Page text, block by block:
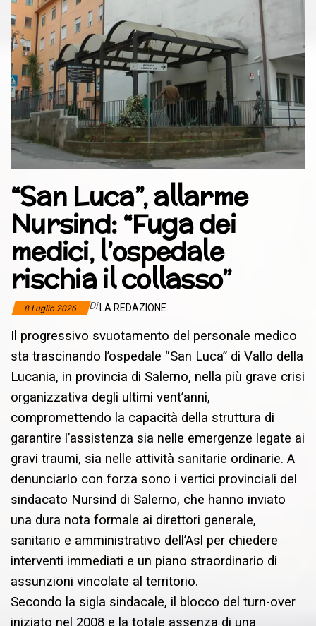
“San Luca”, allarme
Nursind: “Fuga dei
medici, l’ospedale
rischia il collasso”
8 Luglio 2026 DiLA REDAZIONE
Il progressivo svuotamento del personale medico
sta trascinando l’ospedale “San Luca” di Vallo della
Lucania, in provincia di Salerno, nella più grave crisi
organizzativa degli ultimi vent’anni,
compromettendo la capacità della struttura di
garantire l’assistenza sia nelle emergenze legate ai
gravi traumi, sia nelle attività sanitarie ordinarie. A
denunciarlo con forza sono i vertici provinciali del
sindacato Nursind di Salerno, che hanno inviato
una dura nota formale ai direttori generale,
sanitario e amministrativo dell’Asl per chiedere
interventi immediati e un piano straordinario di
assunzioni vincolate al territorio.
Secondo la sigla sindacale, il blocco del turn-over
iniziato nel 2008 e la totale assenza di una